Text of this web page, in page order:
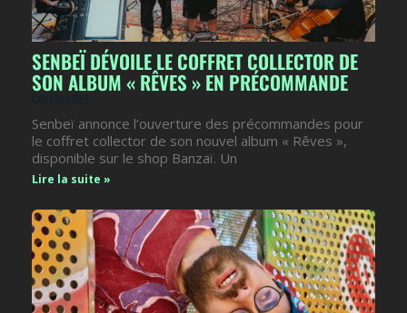
SENBEÏ DÉVOILE LE COFFRET COLLECTOR DE
SON ALBUM « RÊVES » EN PRÉCOMMANDE
06/10/2025
Senbeï annonce l’ouverture des précommandes pour
le coffret collector de son nouvel album « Rêves »,
disponible sur le shop Banzaï. Un
Lire la suite »